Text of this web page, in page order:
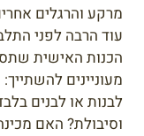
מרקע והרגלים
עוד הרבה לפני
הכנות האישית
מעוניינים
לבנות או לבנים
וסיבולת? האם